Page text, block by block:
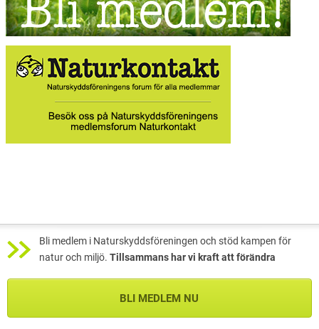
Bli medlem i Naturskyddsföreningen och stöd kampen för
natur och miljö. Tillsammans har vi kraft att förändra
BLI MEDLEM NU